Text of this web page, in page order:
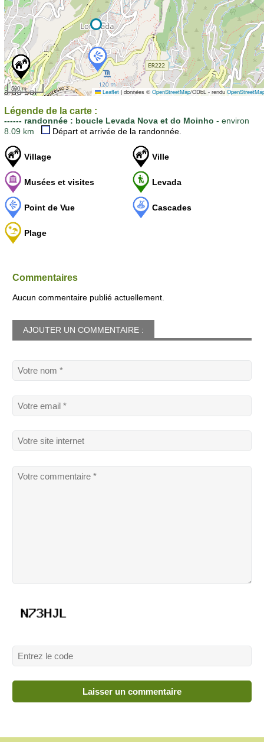
500 m Leaflet |données © OpenStreetMap/ODbL - rendu
Légende de la carte :
------ randonnée : boucle Levada Nova et do Moinho - environ
8.09 km
Départ et arrivée de la randonnée.
Village Ville
Musées et visites Levada
Point de Vue Cascades
Plage
Commentaires
Aucun commentaire publié actuellement.
AJOUTER UN COMMENTAIRE :